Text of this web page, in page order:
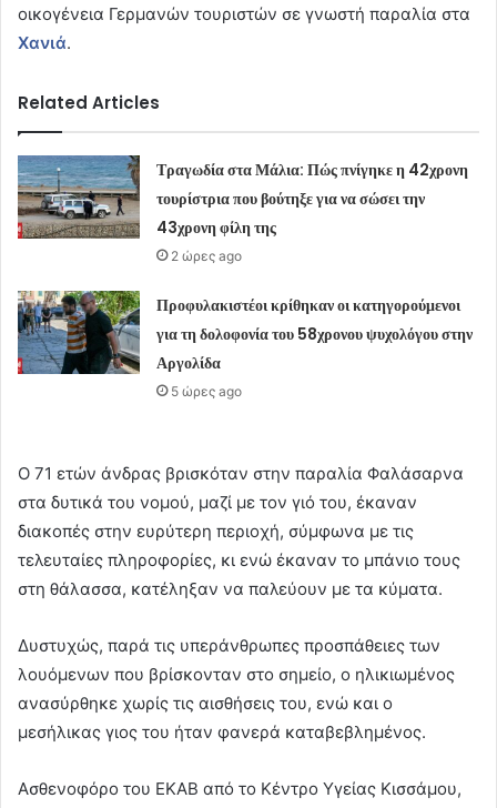
οικογένεια Γερμανών τουριστών σε γνωστή παραλία στα
Χανιά.
Related Articles
Τραγωδία στα Μάλια: Πώς πνίγηκε η 42χρονη
τουρίστρια που βούτηξε για να σώσει την
43χρονη φίλη της
2 ώρες ago
Προφυλακιστέοι κρίθηκαν οι κατηγορούμενοι
για τη δολοφονία του 58χρονου ψυχολόγου στην
Αργολίδα
5 ώρες ago
Ο 71 ετών άνδρας βρισκόταν στην παραλία Φαλάσαρνα
στα δυτικά του νομού, μαζί με τον γιό του, έκαναν
διακοπές στην ευρύτερη περιοχή, σύμφωνα με τις
τελευταίες πληροφορίες, κι ενώ έκαναν το μπάνιο τους
στη θάλασσα, κατέληξαν να παλεύουν με τα κύματα.
Δυστυχώς, παρά τις υπεράνθρωπες προσπάθειες των
λουόμενων που βρίσκονταν στο σημείο, ο ηλικιωμένος
ανασύρθηκε χωρίς τις αισθήσεις του, ενώ και ο
μεσήλικας γιος του ήταν φανερά καταβεβλημένος.
Ασθενοφόρο του ΕΚΑΒ από το Κέντρο Υγείας Κισσάμου,